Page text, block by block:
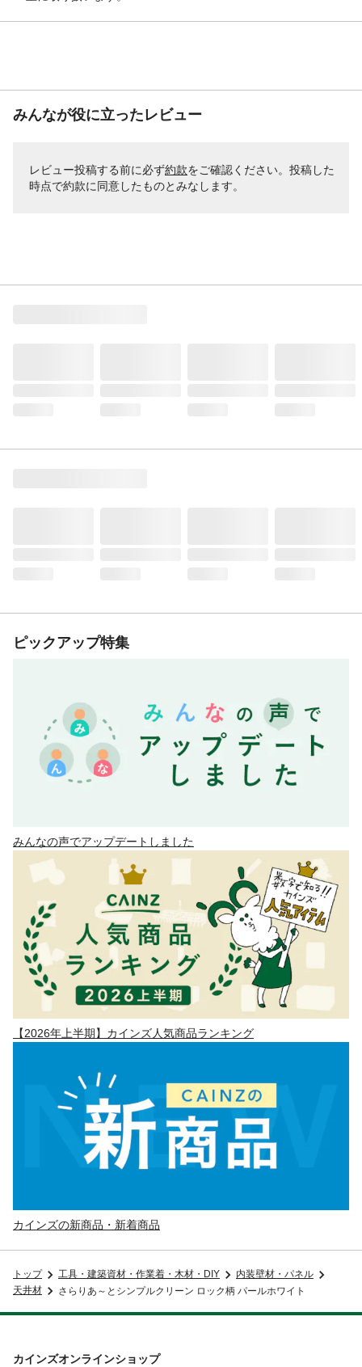
みんなが役に立ったレビュー
レビュー投稿する前に必ず約款をご確認ください。投稿した
時点で約款に同意したものとみなします。
ピックアップ特集
みんなの声でアップデートしました
【2026年上半期】カインズ人気商品ランキング
カインズの新商品・新着商品
トップ 工具・建築資材・作業着・木材・DIY
内装壁材・パネル
天井材
さらりあ～とシンプルクリーン ロック柄 パールホワイト
カインズオンラインショップ